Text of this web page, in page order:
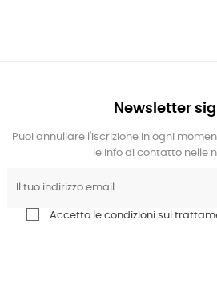
Newsletter
Puoi annullare l'iscrizione in ogni
le info di contatto nelle
Accetto le condizioni sul